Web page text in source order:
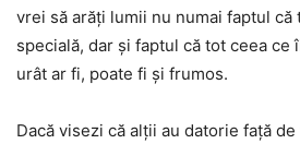
vrei să arăți lumii nu numai faptul că
specială, dar și faptul că tot ceea ce
urât ar fi, poate fi și frumos.
Dacă visezi că alții au datorie față